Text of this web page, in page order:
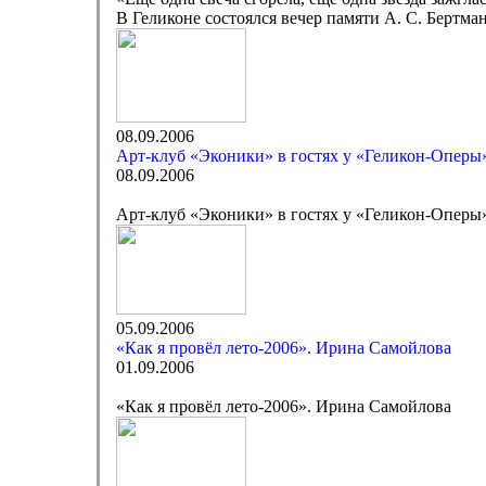
В Геликоне состоялся вечер памяти А. С.
08.09.2006
Арт-клуб «Эконики» в гостях у «Геликон-
08.09.2006
Арт-клуб «Эконики» в гостях у «Геликон-
05.09.2006
«Как я провёл лето-2006». Ирина Самойлова
01.09.2006
«Как я провёл лето-2006». Ирина Самойлова